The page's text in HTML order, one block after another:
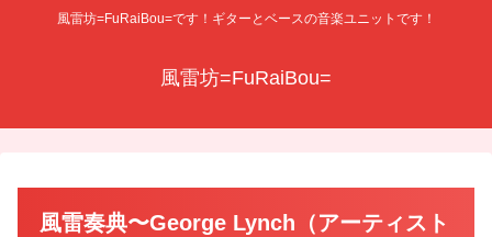
風雷坊=FuRaiBou=です！ギターとベースの音楽ユニットです！
風雷坊=FuRaiBou=
風雷奏典〜George Lynch（アーティスト